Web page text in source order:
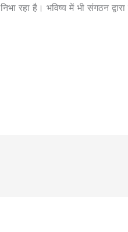
रहा है। भविष्य में भी संगठन द्वारा